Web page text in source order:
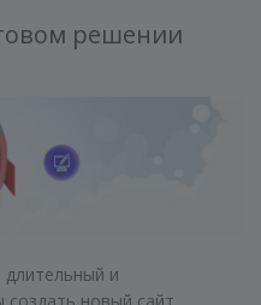
решении
и